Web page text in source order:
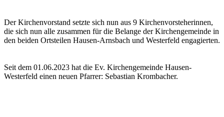
Der Kirchenvorstand setzte sich nun aus 9 Kirchenvorsteherinnen,
die sich nun alle zusammen für die Belange der Kirchengemeinde in
den beiden Ortsteilen Hausen-Arnsbach und Westerfeld engagierten.
Seit dem 01.06.2023 hat die Ev. Kirchengemeinde Hausen-
Westerfeld einen neuen Pfarrer: Sebastian Krombacher.